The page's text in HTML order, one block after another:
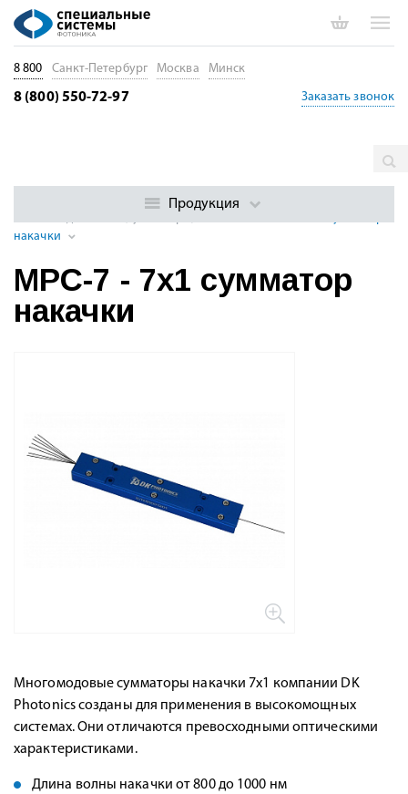
Оптоволоконные компоненты мощных волоконных лазеров
накачки
MPC-7 - 7x1 сумматор
накачки
Многомодовые сумматоры накачки 7x1 компании DK
Photonics созданы для применения в высокомощных
системах. Они отличаются превосходными оптическими
характеристиками.
Длина волны накачки от 800 до 1000 нм
8 800 Санкт-Петербург Москва Минск
8 (800) 550-72-97 Заказать звонок
Продукция